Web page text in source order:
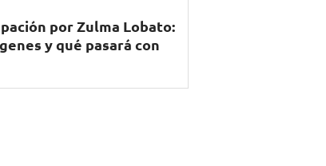
por Zulma Lobato:
y qué pasará con